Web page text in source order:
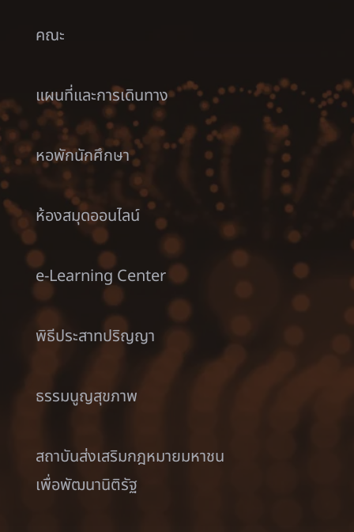
คณะ
แผนที่และการเดินทาง
หอพักนักศึกษา
ห้องสมุดออนไลน์
e-Learning Center
พิธีประสาทปริญญา
ธรรมนูญสุขภาพ
สถาบันส่งเสริมกฎหมายมหาชน
เพื่อพัฒนานิติรัฐ